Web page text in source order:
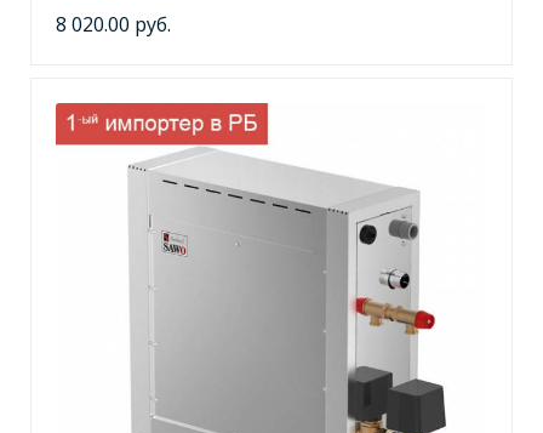
8 020.00 руб.